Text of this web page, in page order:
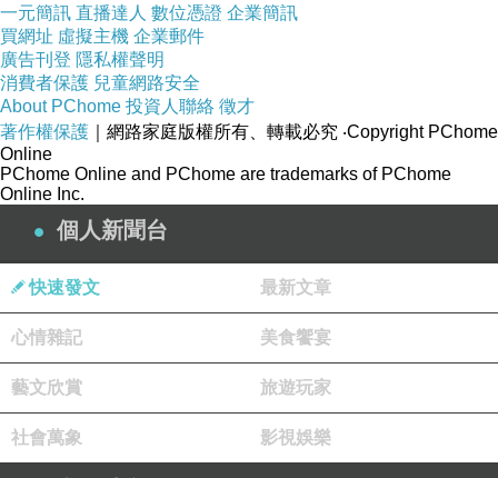
午休看到好狐推特寫到收到遺憾的消息，底
下有人留言會永遠記得花之塔，震驚的同時立即
搜尋，就看到了公告文章的訃告……
去年才在台北花博館的ACG動漫音樂祭見到
睽違五年的SAYURI登台表演，她還說著小籠包跟
一元簡訊 直播達人 數位憑證 企業簡訊
買網址 虛擬主機 企業郵件
廣告刊登 隱私權聲明
消費者保護 兒童網路安全
About PChome 投資人聯絡 徵才
著作權保護 ｜網路家庭版權所有、轉載必究 ‧Copyright PChome
Online
PChome Online and PChome are trademarks of PChome
Online Inc.
個人新聞台
快速發文 最新文章
心情雜記 美食饗宴
藝文欣賞 旅遊玩家
社會萬象 影視娛樂